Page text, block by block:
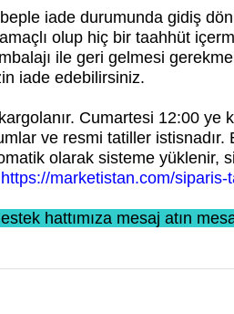
iade durumunda gidiş
olup hiç bir taahhüt
ile geri gelmesi
iade edebilirsiniz.
Cumartesi 12:00 ye
ve resmi tatiller istisnadır.
olarak sisteme yüklenir,
https://marketistan.com/siparis-
hattımıza mesaj atın